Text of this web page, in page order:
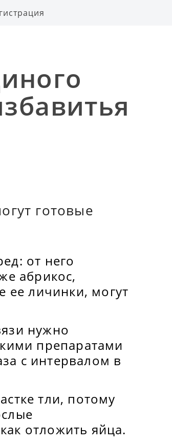
готовые
от него
абрикос,
ее личинки, могут
нужно
препаратами
с интервалом в
тли, потому
отложить яйца.